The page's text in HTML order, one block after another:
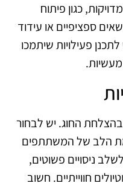
כגון פיתוח
ספציפיים או עידוד
פעילויות שיתמכו
מעשיות.
בהצלחת החוג. יש לבחור
הלב של המשתתפים
ניסויים פשוטים,
חווייתיים. חשוב